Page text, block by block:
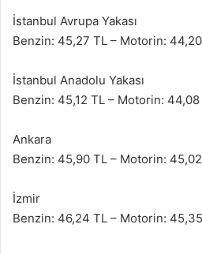
İstanbul Avrupa Yakası
Benzin: 45,27 TL – Motorin: 44,20
İstanbul Anadolu Yakası
Benzin: 45,12 TL – Motorin:
Ankara
Benzin: 45,90 TL – Motorin:
İzmir
Benzin: 46,24 TL – Motorin: